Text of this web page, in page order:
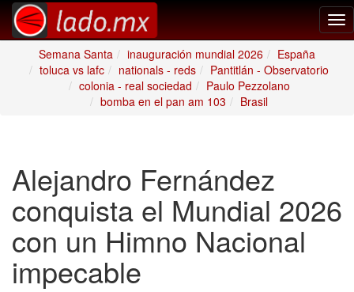
Semana Santa
inauguración mundial 2026
España
toluca vs lafc
nationals - reds
Pantitlán - Observatorio
colonia - real sociedad
Paulo Pezzolano
bomba en el pan am 103
Brasil
Alejandro Fernández
conquista el Mundial 2026
con un Himno Nacional
impecable